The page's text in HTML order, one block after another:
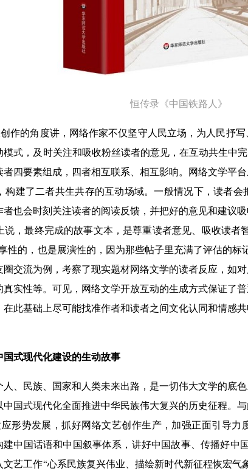
恒传录《中国铁路人》
作的角度讲，网络作家不仅坚守人民立场，为人民抒
式，及时关注和吸收粉丝读者的意见，在互动共生中
四要素组成，四者相互联系、相互影响。网络文学平
构建了二者共生共存的互动场域。一般情况下，读者
也会时刻关注读者的阅读反馈，并把好的意见和建议
说，最终完成的故事文本，是尊重读者意见、吸收读者
性的，也是展演性的，因为那些帖子里充满了评估的
交流为例，考察了现实题材网络文学的读者反应，如
实性等。可见，网络文学开放互动的生成方式保证了
此基础上尽可能找准作者和读者之间文化认同和情感
国式现代化建设的生动故事
人、民族、国家和人类未来出路，是一切伟大文学的底
国式现代化全面推进中华民族伟大复兴的历史征程。
形势发展，抓好网络文艺创作生产，加强正面引导力
建中国话语和中国叙事体系，讲好中国故事、传播好中
艺工作“心系民族复兴伟业、描绘新时代新征程恢宏